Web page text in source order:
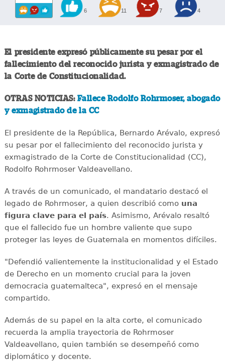
6 11 7 4
El presidente expresó públicamente su pesar por el
fallecimiento del reconocido jurista y exmagistrado de
la Corte de Constitucionalidad.
OTRAS NOTICIAS: Fallece Rodolfo Rohrmoser, abogado
y exmagistrado de la CC
El presidente de la República, Bernardo Arévalo, expresó
su pesar por el fallecimiento del reconocido jurista y
exmagistrado de la Corte de Constitucionalidad (CC),
Rodolfo Rohrmoser Valdeavellano.
A través de un comunicado, el mandatario destacó el
legado de Rohrmoser, a quien describió comouna
figura clave para el país. Asimismo, Arévalo resaltó
que el fallecido fue un hombre valiente que supo
proteger las leyes de Guatemala en momentos difíciles.
"Defendió valientemente la institucionalidad y el Estado
de Derecho en un momento crucial para la joven
democracia guatemalteca", expresó en el mensaje
compartido.
Además de su papel en la alta corte, el comunicado
recuerda la amplia trayectoria de Rohrmoser
Valdeavellano, quien también se desempeñó como
diplomático y docente.